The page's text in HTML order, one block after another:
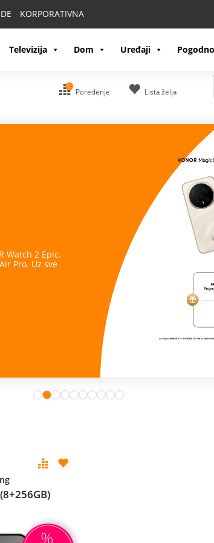
KORPORATIVNA
Televizija Dom Uređaji
0
Poređenje Lista želja
Watch 2 Epic.
Pro. Uz sve